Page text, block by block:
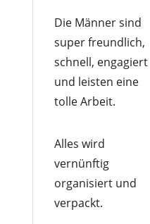
5
o
u
t
o
5
Die Männer sind
super freundlich,
schnell, engagiert
und leisten eine
tolle Arbeit.
Alles wird
vernünftig
organisiert und
verpackt.